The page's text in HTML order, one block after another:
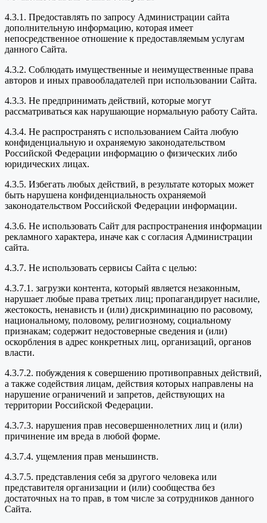
4.3.1. Предоставлять по запросу Администрации сайта
дополнительную информацию, которая имеет
непосредственное отношение к предоставляемым услугам
данного Сайта.
4.3.2. Соблюдать имущественные и неимущественные права
авторов и иных правообладателей при использовании Сайта.
4.3.3. Не предпринимать действий, которые могут
рассматриваться как нарушающие нормальную работу Сайта.
4.3.4. Не распространять с использованием Сайта любую
конфиденциальную и охраняемую законодательством
Российской Федерации информацию о физических либо
юридических лицах.
4.3.5. Избегать любых действий, в результате которых может
быть нарушена конфиденциальность охраняемой
законодательством Российской Федерации информации.
4.3.6. Не использовать Сайт для распространения информации
рекламного характера, иначе как с согласия Администрации
сайта.
4.3.7. Не использовать сервисы Сайта с целью:
4.3.7.1. загрузки контента, который является незаконным,
нарушает любые права третьих лиц; пропагандирует насилие,
жестокость, ненависть и (или) дискриминацию по расовому,
национальному, половому, религиозному, социальному
признакам; содержит недостоверные сведения и (или)
оскорбления в адрес конкретных лиц, организаций, органов
власти.
4.3.7.2. побуждения к совершению противоправных действий,
а также содействия лицам, действия которых направлены на
нарушение ограничений и запретов, действующих на
территории Российской Федерации.
4.3.7.3. нарушения прав несовершеннолетних лиц и (или)
причинение им вреда в любой форме.
4.3.7.4. ущемления прав меньшинств.
4.3.7.5. представления себя за другого человека или
представителя организации и (или) сообщества без
достаточных на то прав, в том числе за сотрудников данного
Сайта.